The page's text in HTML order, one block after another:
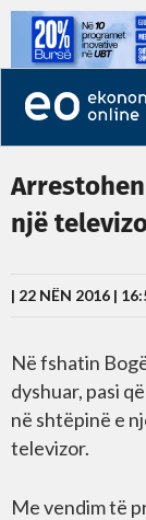
një
| 22 NËN 2016 |
Në fshatin
dyshuar, pasi
në shtëpinë e
televizor.
Me vendim të